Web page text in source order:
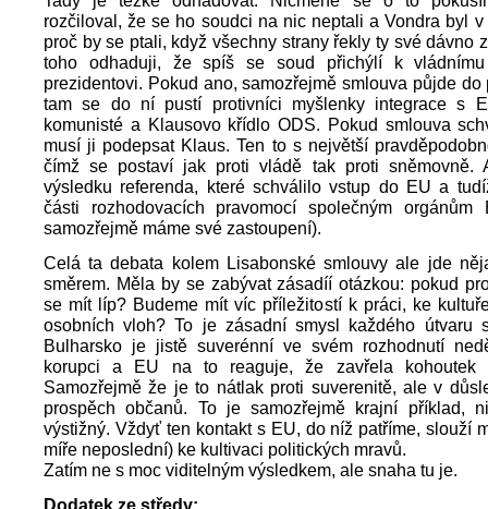
rozčiloval, že se ho soudci na nic neptali a Vondra byl
proč by se ptali, když všechny strany řekly ty své dávno
toho odhaduji, že spíš se soud přichýlí k
prezidentovi. Pokud ano, samozřejmě smlouva půjde do
tam se do ní pustí protivníci myšlenky integrace s
komunisté a Klausovo křídlo ODS. Pokud smlouva
musí ji podepsat Klaus. Ten to s největší
čímž se postaví jak proti vládě tak proti sněmovně.
výsledku referenda, které schválilo vstup do EU a
části rozhodovacích pravomocí společným
samozřejmě máme své zastoupení).
Celá ta debata kolem Lisabonské smlouvy ale jde
směrem. Měla by se zabývat zásadíí otázkou: pokud
se mít líp? Budeme mít víc příležitostí k práci, ke
osobních vloh? To je zásadní smysl každého útvaru
Bulharsko je jistě suverénní ve svém rozhodnutí
korupci a EU na to reaguje, že zavřela kohoutek
Samozřejmě že je to nátlak proti suverenitě, ale v
prospěch občanů. To je samozřejmě krajní příklad,
výstižný. Vždyť ten kontakt s EU, do níž patříme, slouží
míře neposlední) ke kultivaci politických mravů.
Zatím ne s moc viditelným výsledkem, ale snaha tu je.
Dodatek ze středy: